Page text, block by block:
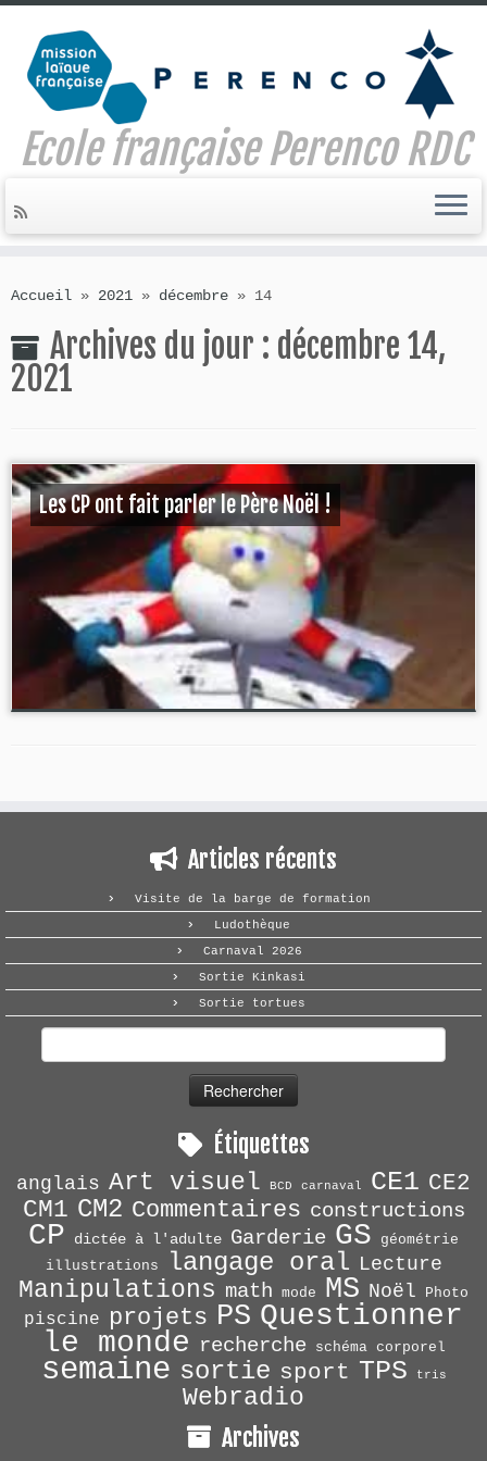
to
Ecole française Perenco RDC
Accueil » 2021 » décembre » 14
Archives du jour : décembre 14,
2021
Les CP ont fait parler le Père Noël !
Articles récents
Visite de la barge de formation
Ludothèque
Carnaval 2026
Sortie Kinkasi
Sortie tortues
Étiquettes
anglais Art visuel BCD carnaval CE1 CE2
CM1 CM2 Commentaires constructions
CP dictée à l'adulte Garderie GS
géométrie
illustrations
langage oral Lecture
Manipulations math mode MS Noël Photo
piscine projets PS Questionner
le monde recherche schéma corporel
semaine sortie sport TPS tris
Webradio
Archives